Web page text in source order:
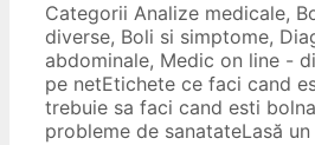
Categorii Analize medicale,
diverse, Boli si simptome,
abdominale, Medic on line -
pe netEtichete ce faci cand
trebuie sa faci cand esti
probleme de sanatateLasă